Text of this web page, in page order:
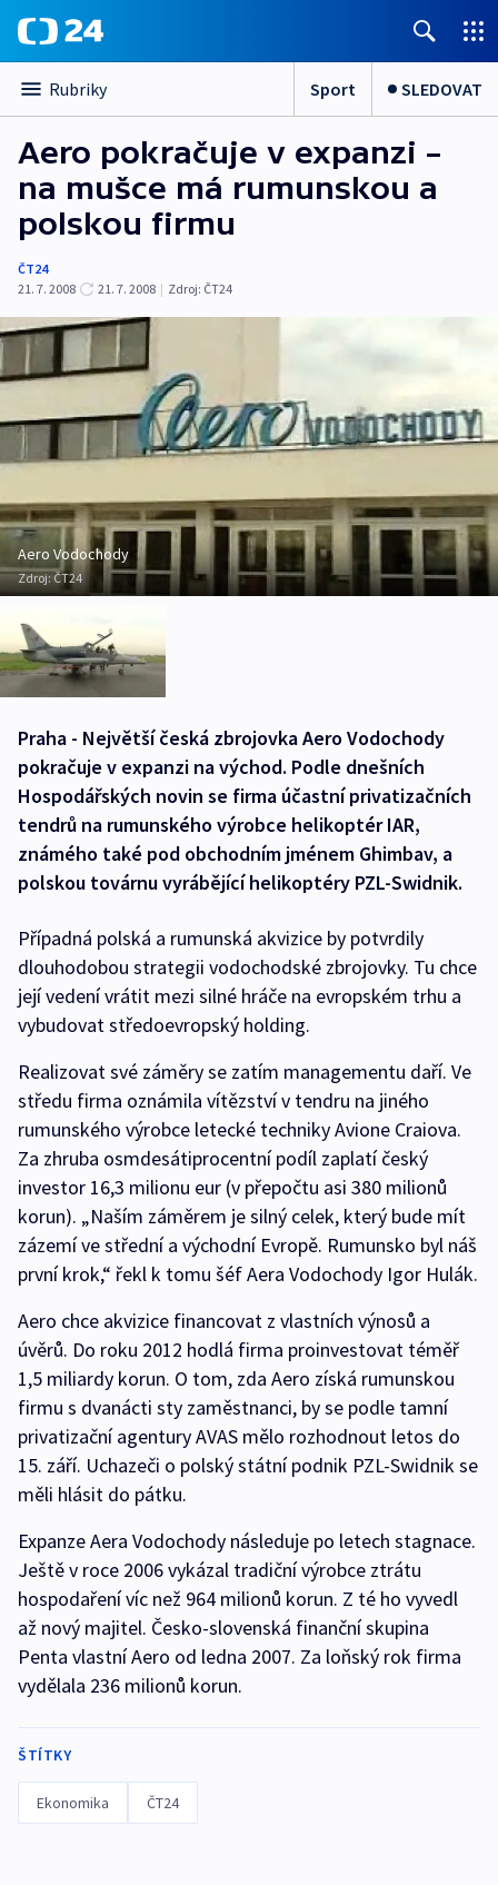
Rubriky Sport SLEDOVAT
Aero pokračuje v expanzi –
na mušce má rumunskou a
polskou firmu
ČT24
21. 7. 2008
21. 7. 2008 | Zdroj: ČT24
Aero Vodochody
Zdroj: ČT24
Praha - Největší česká zbrojovka Aero Vodochody
pokračuje v expanzi na východ. Podle dnešních
Hospodářských novin se firma účastní privatizačních
tendrů na rumunského výrobce helikoptér IAR,
známého také pod obchodním jménem Ghimbav, a
polskou továrnu vyrábějící helikoptéry PZL-Swidnik.
Případná polská a rumunská akvizice by potvrdily
dlouhodobou strategii vodochodské zbrojovky. Tu chce
její vedení vrátit mezi silné hráče na evropském trhu a
vybudovat středoevropský holding.
Realizovat své záměry se zatím managementu daří. Ve
středu firma oznámila vítězství v tendru na jiného
rumunského výrobce letecké techniky Avione Craiova.
Za zhruba osmdesátiprocentní podíl zaplatí český
investor 16,3 milionu eur (v přepočtu asi 380 milionů
korun). „Naším záměrem je silný celek, který bude mít
zázemí ve střední a východní Evropě. Rumunsko byl náš
první krok,“ řekl k tomu šéf Aera Vodochody Igor Hulák.
Aero chce akvizice financovat z vlastních výnosů a
úvěrů. Do roku 2012 hodlá firma proinvestovat téměř
1,5 miliardy korun. O tom, zda Aero získá rumunskou
firmu s dvanácti sty zaměstnanci, by se podle tamní
privatizační agentury AVAS mělo rozhodnout letos do
15. září. Uchazeči o polský státní podnik PZL-Swidnik se
měli hlásit do pátku.
Expanze Aera Vodochody následuje po letech stagnace.
Ještě v roce 2006 vykázal tradiční výrobce ztrátu
hospodaření víc než 964 milionů korun. Z té ho vyvedl
až nový majitel. Česko-slovenská finanční skupina
Penta vlastní Aero od ledna 2007. Za loňský rok firma
vydělala 236 milionů korun.
ŠTÍTKY
Ekonomika ČT24